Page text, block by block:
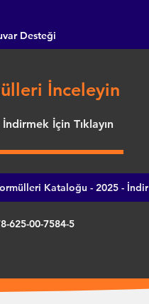
Desteği
İnceleyin
İçin Tıklayın
Kataloğu - 2025 - İndir
625-00-7584-5